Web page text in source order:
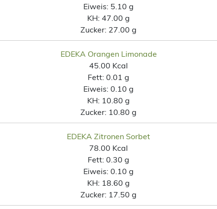
Eiweis: 5.10 g
KH: 47.00 g
Zucker: 27.00 g
EDEKA Orangen Limonade
45.00 Kcal
Fett: 0.01 g
Eiweis: 0.10 g
KH: 10.80 g
Zucker: 10.80 g
EDEKA Zitronen Sorbet
78.00 Kcal
Fett: 0.30 g
Eiweis: 0.10 g
KH: 18.60 g
Zucker: 17.50 g